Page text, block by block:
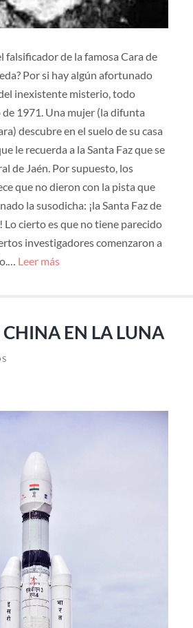
falsificador de la famosa Cara de
Por si hay algún afortunado
inexistente misterio, todo
1971. Una mujer (la difunta
descubre en el suelo de su casa
le recuerda a la Santa Faz que se
de Jaén. Por supuesto, los
que no dieron con la pista que
la susodicha: ¡la Santa Faz de
Lo cierto es que no tiene parecido
investigadores comenzaron a
Leer más
EN LA LUNA